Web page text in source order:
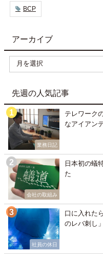
BCP
アーカイブ
先週の人気記事
業務日記
テレワーク
なアイアン
会社の取組み
日本初の蟻
た
社員の休日
口に入れた
のレバ刺し」